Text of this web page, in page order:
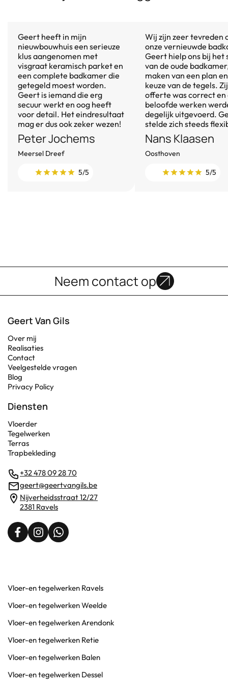
Geert heeft in mijn
nieuwbouwhuis een serieuze
klus aangenomen met
visgraat keramisch parket en
een complete badkamer die
getegeld moest worden.
Geert is iemand die erg
secuur werkt en oog heeft
voor detail. Het eindresultaat
mag er dus ook zeker wezen!
Peter Jochems
Meersel Dreef
5/5
Wij zijn zeer tevreden
onze vernieuwde
Geert hielp ons bij het
van de oude
maken van een plan
keuze van de tegels.
offerte was correct en
beloofde werken
degelijk uitgevoerd.
stelde zich steeds
Nans Klaasen
Oosthoven
5/5
Neem contact op
Geert Van Gils
Over mij
Realisaties
Contact
Veelgestelde vragen
Blog
Privacy Policy
Diensten
Vloerder
Tegelwerken
Terras
Trapbekleding
+32 478 09 28 70
geert@geertvangils.be
Nijverheidsstraat 12/27
2381 Ravels
Vloer-en tegelwerken Ravels
Vloer-en tegelwerken Weelde
Vloer-en tegelwerken Arendonk
Vloer-en tegelwerken Retie
Vloer-en tegelwerken Balen
Vloer-en tegelwerken Dessel